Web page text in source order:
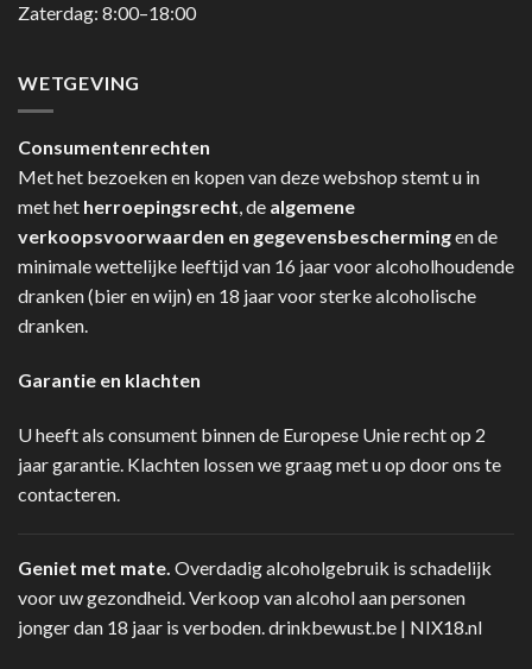
Zaterdag: 8:00–18:00
WETGEVING
Consumentenrechten
Met het bezoeken en kopen van deze webshop stemt u in
met het herroepingsrecht, de algemene
verkoopsvoorwaarden en gegevensbeschermingen de
minimale wettelijke leeftijd van 16 jaar voor alcoholhoudende
dranken (bier en wijn) en 18 jaar voor sterke alcoholische
dranken.
Garantie en klachten
U heeft als consument binnen de Europese Unie recht op 2
jaar garantie. Klachten lossen we graag met u op door ons te
contacteren.
Geniet met mate. Overdadig alcoholgebruik is schadelijk
voor uw gezondheid. Verkoop van alcohol aan personen
jonger dan 18 jaar is verboden.drinkbewust.be | NIX18.nl